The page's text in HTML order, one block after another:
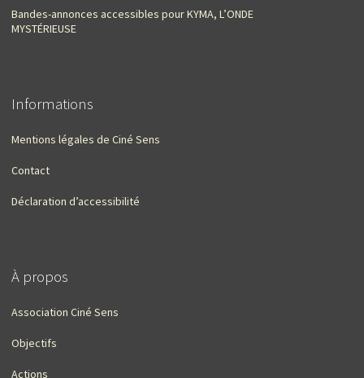
Bandes-annonces accessibles pour KYMA, L’ONDE
MYSTÉRIEUSE
Informations
Mentions légales de Ciné Sens
Contact
Déclaration d’accessibilité
À propos
Association Ciné Sens
Objectifs
Actions